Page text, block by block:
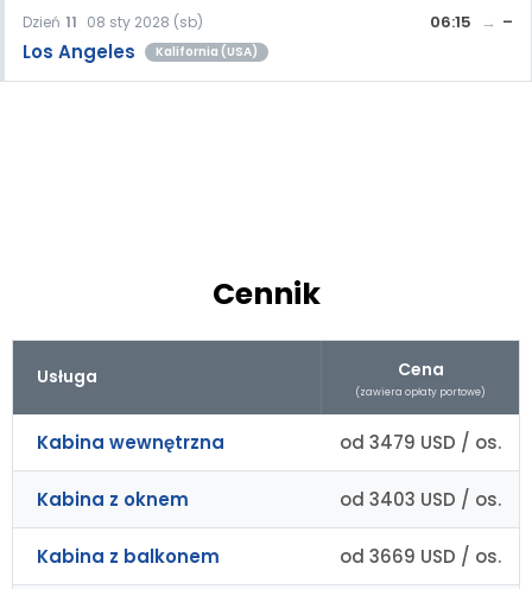
Dzień 11 08 sty 2028 (sb)
Los Angeles Kalifornia (USA)
06:15 –
Cennik
Usługa Cena
(zawiera opłaty portowe)
Kabina wewnętrzna od 3479 USD / os.
Kabina z oknem od 3403 USD / os.
Kabina z balkonem od 3669 USD / os.